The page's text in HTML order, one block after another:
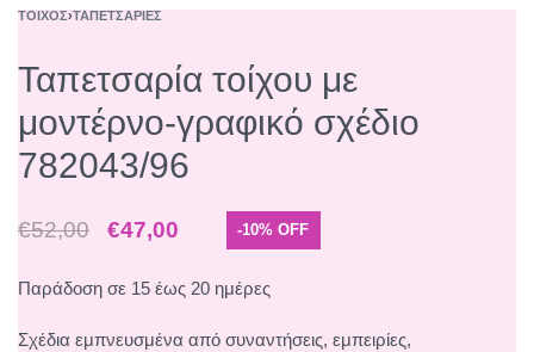
ΤΟΊΧΟΣ›ΤΑΠΕΤΣΑΡΊΕΣ
Ταπετσαρία τοίχου με
μοντέρνο-γραφικό σχέδιο
782043/96
€52,00 €47,00 -10% OFF
Παράδοση σε 15 έως 20 ημέρες
Σχέδια εμπνευσμένα από συναντήσεις, εμπειρίες,